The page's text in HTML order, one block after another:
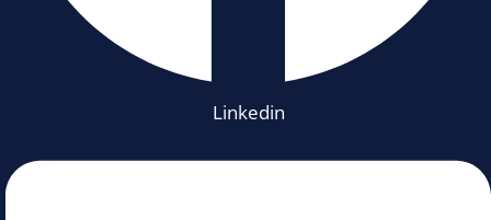
Linkedin